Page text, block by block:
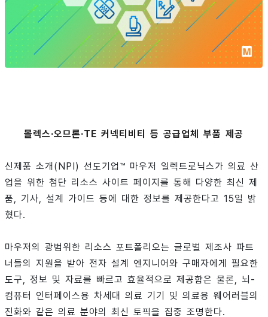
몰렉스·오므론·TE 커넥티비티 등 공급업체 부품 제공
신제품 소개(NPI) 선도기업™ 마우저 일렉트로닉스가 의료 산
업을 위한 첨단 리소스 사이트 페이지를 통해 다양한 최신 제
품, 기사, 설계 가이드 등에 대한 정보를 제공한다고 15일 밝
혔다.
마우저의 광범위한 리소스 포트폴리오는 글로벌 제조사 파트
너들의 지원을 받아 전자 설계 엔지니어와 구매자에게 필요한
도구, 정보 및 자료를 빠르고 효율적으로 제공함은 물론, 뇌-
컴퓨터 인터페이스용 차세대 의료 기기 및 의료용 웨어러블의
진화와 같은 의료 분야의 최신 토픽을 집중 조명한다.